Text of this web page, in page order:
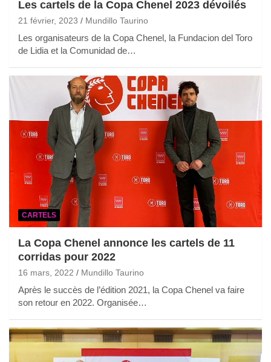
Les cartels de la Copa Chenel 2023 dévoilés
21 février, 2023 Mundillo Taurino
Les organisateurs de la Copa Chenel, la Fundacion del Toro
de Lidia et la Comunidad de…
CARTELS
La Copa Chenel annonce les cartels de 11
corridas pour 2022
16 mars, 2022 Mundillo Taurino
Après le succès de l’édition 2021, la Copa Chenel va faire
son retour en 2022. Organisée…